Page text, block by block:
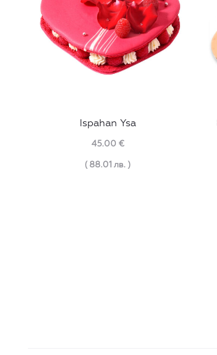
Ispahan Ysa
45.00 €
( 88.01 лв. )